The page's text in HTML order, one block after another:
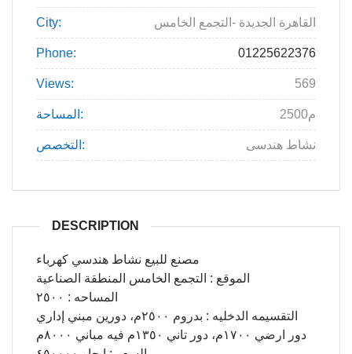
City: القاهرة الجديدة -التجمع الخامس
Phone: 01225622376
Views: 569
المساحة: 2500م
التخصص: نشاط هندسى
DESCRIPTION
مصنع للبيع نشاط هندسي كهرباء
الموقع : التجمع الخامس المنطقة الصناعية
المساحه : ٢٥٠٠
التقسيمه الدخليه : بدروم ٢٥٠٠م، دورين مبني إداري
دور ارضي ١٧٠٠م، دور تاني ١٣٥٠م فيه مباني ٨٠٠٠م